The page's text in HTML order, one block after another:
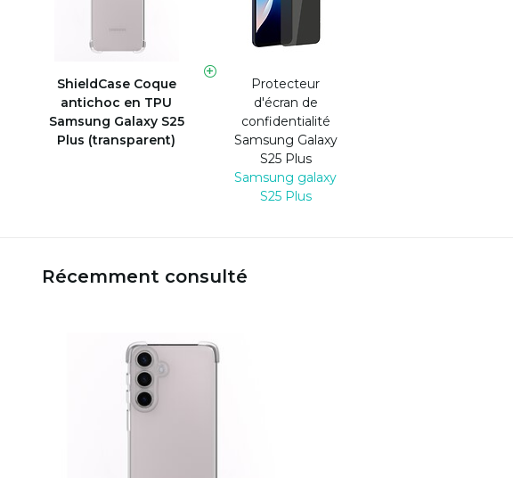
ShieldCase Coque
antichoc en TPU
Samsung Galaxy S25
Plus (transparent)
Protecteur
d'écran de
confidentialité
Samsung Galaxy
S25 Plus
Samsung galaxy
S25 Plus
Récemment consulté